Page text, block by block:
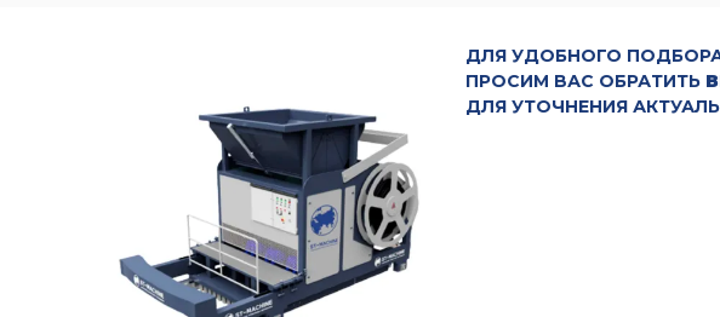
ДЛЯ УДОБНОГО
ПРОСИМ ВАС ОБРАТИТЬ
ДЛЯ УТОЧНЕНИЯ